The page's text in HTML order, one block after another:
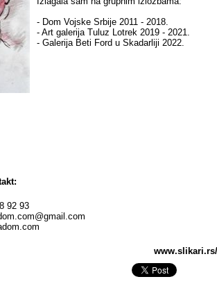
- Dom Vojske Srbije 2011 - 2018.
- Art galerija Tuluz Lotrek 2019 - 2021.
- Galerija Beti Ford u Skadarliji 2022.
92 93